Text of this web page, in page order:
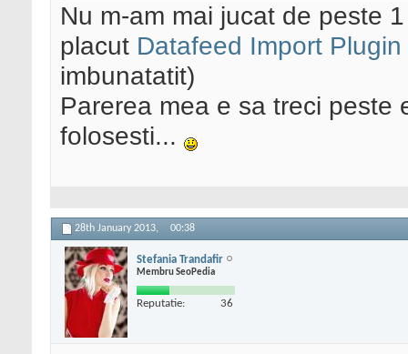
Nu m-am mai jucat de peste
placut Datafeed Import
imbunatatit)
Parerea mea e sa treci peste
folosesti...
28th January 2013, 00:38
Stefania Trandafir
Membru SeoPedia
Reputatie: 36